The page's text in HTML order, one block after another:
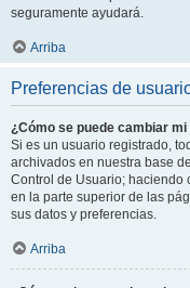
seguramente ayudará.
Arriba
Preferencias de
¿Cómo se puede cambiar
Si es un usuario registrado,
archivados en nuestra base
Control de Usuario; haciendo
en la parte superior de las
sus datos y preferencias.
Arriba